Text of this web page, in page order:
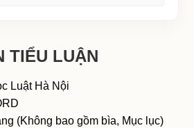
TIỂU LUẬN
Luật Hà Nội
(Không bao gồm bìa, Mục lục)